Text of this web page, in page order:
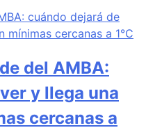
del AMBA:
y llega una
cercanas a